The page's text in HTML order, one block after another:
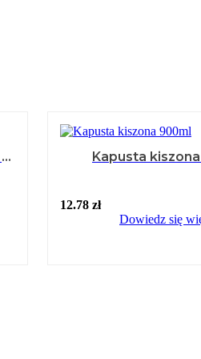
Kapusta kiszona z marchewką 850g Kapusta
12.78 zł
Dowiedz się